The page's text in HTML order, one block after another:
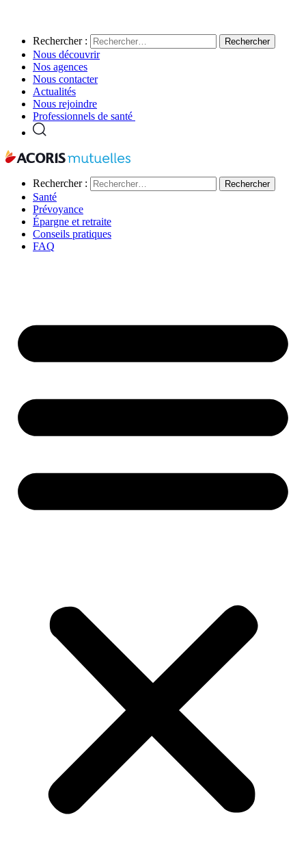
Rechercher :
Nous découvrir
Nos agences
Nous contacter
Actualités
Nous rejoindre
Professionnels de santé
Rechercher :
Santé
Prévoyance
Épargne et retraite
Conseils pratiques
FAQ